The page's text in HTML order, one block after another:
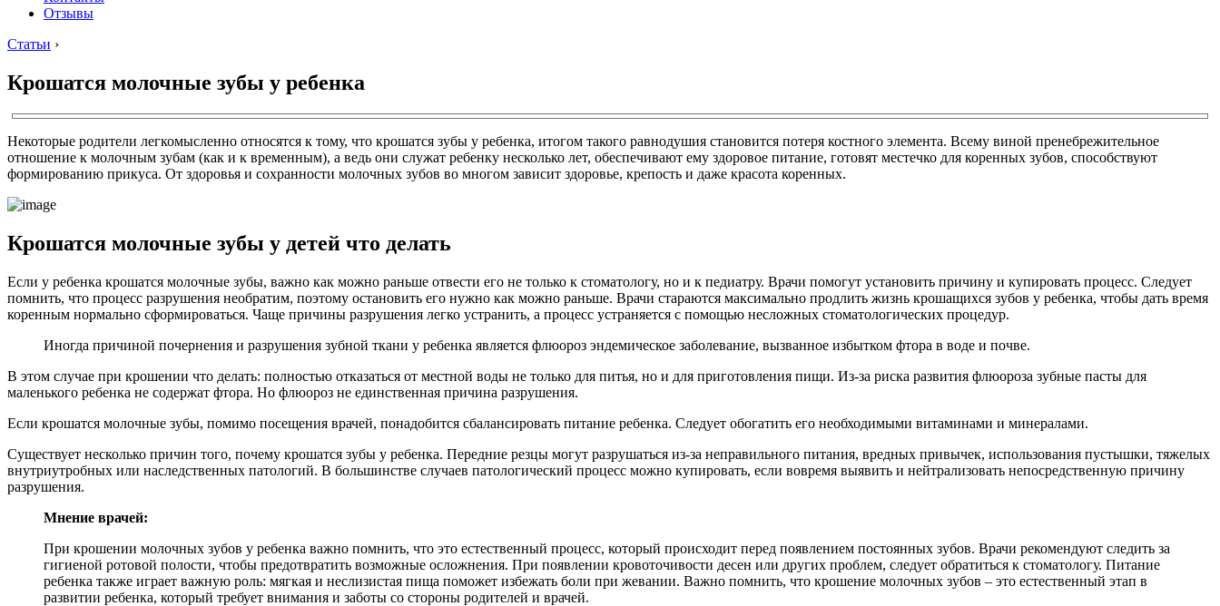
Отзывы
Статьи ›
Крошатся молочные зубы у ребенка
Некоторые родители легкомысленно относятся к тому, что крошатся зубы у ребенка, итогом такого равнодушия становится потеря костного элемента. Всему виной пренебрежительное
отношение к молочным зубам (как и к временным), а ведь они служат ребенку несколько лет, обеспечивают ему здоровое питание, готовят местечко для коренных зубов, способствуют
формированию прикуса. От здоровья и сохранности молочных зубов во многом зависит здоровье, крепость и даже красота коренных.
Крошатся молочные зубы у детей что делать
Если у ребенка крошатся молочные зубы, важно как можно раньше отвести его не только к стоматологу, но и к педиатру. Врачи помогут установить причину и купировать процесс. Следует
помнить, что процесс разрушения необратим, поэтому остановить его нужно как можно раньше. Врачи стараются максимально продлить жизнь крошащихся зубов у ребенка, чтобы дать время
коренным нормально сформироваться. Чаще причины разрушения легко устранить, а процесс устраняется с помощью несложных стоматологических процедур.
Иногда причиной почернения и разрушения зубной ткани у ребенка является флюороз эндемическое заболевание, вызванное избытком фтора в воде и почве.
В этом случае при крошении что делать: полностью отказаться от местной воды не только для питья, но и для приготовления пищи. Из-за риска развития флюороза зубные пасты для
маленького ребенка не содержат фтора. Но флюороз не единственная причина разрушения.
Если крошатся молочные зубы, помимо посещения врачей, понадобится сбалансировать питание ребенка. Следует обогатить его необходимыми витаминами и минералами.
Существует несколько причин того, почему крошатся зубы у ребенка. Передние резцы могут разрушаться из-за неправильного питания, вредных привычек, использования пустышки, тяжелых
внутриутробных или наследственных патологий. В большинстве случаев патологический процесс можно купировать, если вовремя выявить и нейтрализовать непосредственную причину
разрушения.
Мнение врачей:
При крошении молочных зубов у ребенка важно помнить, что это естественный процесс, который происходит перед появлением постоянных зубов. Врачи рекомендуют следить за
гигиеной ротовой полости, чтобы предотвратить возможные осложнения. При появлении кровоточивости десен или других проблем, следует обратиться к стоматологу. Питание
ребенка также играет важную роль: мягкая и неслизистая пища поможет избежать боли при жевании. Важно помнить, что крошение молочных зубов – это естественный этап в
развитии ребенка, который требует внимания и заботы со стороны родителей и врачей.